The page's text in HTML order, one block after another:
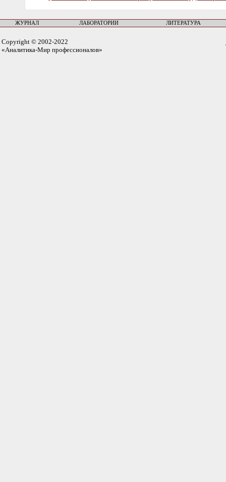
ЖУРНАЛ ЛАБОРАТОРИИ ЛИТЕРАТУРА
Copyright © 2002-2022
«Аналитика-Мир профессионалов»